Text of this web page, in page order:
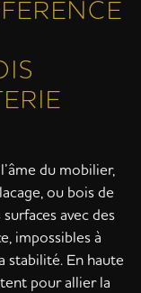
du mobilier,
ou bois de
avec des
impossibles à
stabilité. En haute
pour allier la